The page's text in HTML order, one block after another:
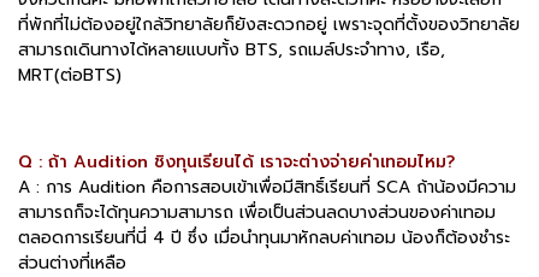
ที่พักที่ไม่ต้องอยู่ใกล้วิทยาลัยก็ยังสะดวกอยู่ เพราะจุดที่ตั้งของวิทยาลัย
สามารถเดินทางได้หลายแบบทั้ง BTS, รถเมล์ประจำทาง, เรือ,
MRT(ต่อBTS)
Q : ถ้า Audition ชิงทุนเรียนได้ เราจะต่างจ่ายค่าเทอมไหม?
A : การ Audition คือการสอบเข้าเพื่อมีสิทธิ์เรียนที่ SCA ถ้าน้องมีความ
สามารถก็จะได้ทุนความสามารถ เพื่อเป็นส่วนลดบางส่วนของค่าเทอม
ตลอดการเรียนที่นี่ 4 ปี ซึ่ง เมื่อนำทุนมาหักลบค่าเทอม น้องก็ต้องชำระ
ส่วนต่างที่เหลือ